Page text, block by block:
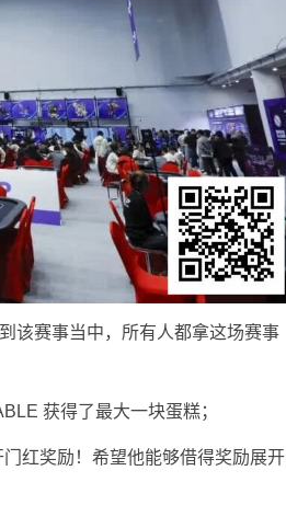
该赛事当中，所有人都拿这场赛事
获得了最大一块蛋糕；
红奖励！希望他能够借得奖励展开